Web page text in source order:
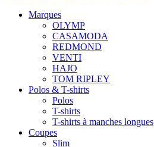
Marques
OLYMP
CASAMODA
REDMOND
VENTI
HAJO
TOM RIPLEY
Polos & T-shirts
Polos
T-shirts
T-shirts à manches longues
Coupes
Slim